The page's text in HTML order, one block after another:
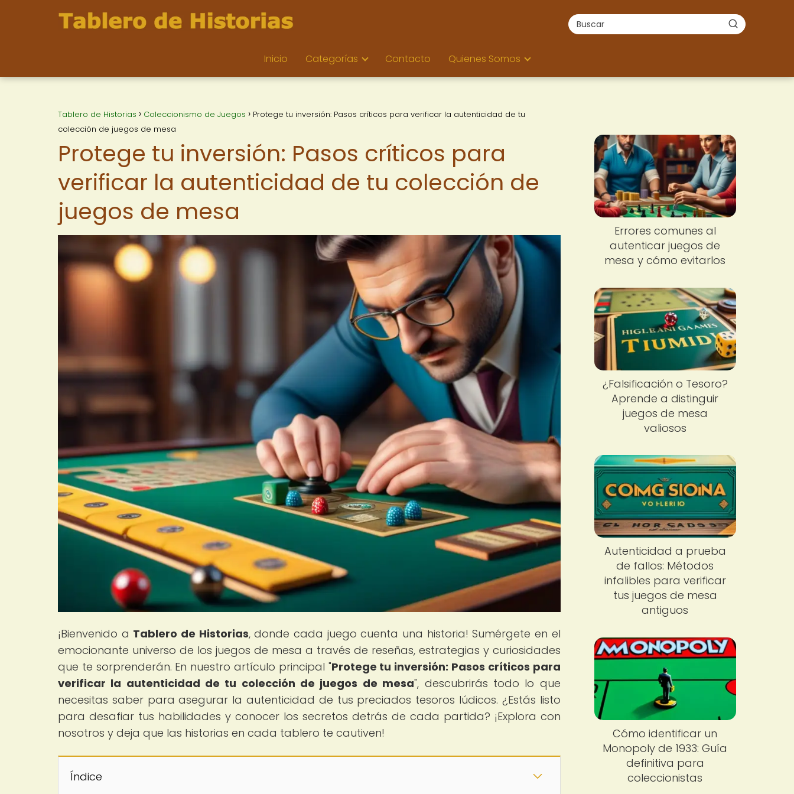
Inicio Categorías Contacto Quienes Somos
Tablero de Historias Coleccionismo de Juegos
Protege tu inversión: Pasos críticos para verificar la autenticidad de tu
colección de juegos de mesa
Protege tu inversión: Pasos críticos para
verificar la autenticidad de tu colección de
juegos de mesa
¡Bienvenido a Tablero de Historias, donde cada juego cuenta una historia! Sumérgete en el
emocionante universo de los juegos de mesa a través de reseñas, estrategias y curiosidades
que te sorprenderán. En nuestro artículo principal "Protege tu inversión: Pasos críticos para
verificar la autenticidad de tu colección de juegos de mesa", descubrirás todo lo que
necesitas saber para asegurar la autenticidad de tus preciados tesoros lúdicos. ¿Estás listo
para desafiar tus habilidades y conocer los secretos detrás de cada partida? ¡Explora con
nosotros y deja que las historias en cada tablero te cautiven!
Índice
Errores comunes al
autenticar juegos de
mesa y cómo evitarlos
¿Falsificación o Tesoro?
Aprende a distinguir
juegos de mesa
valiosos
Autenticidad a prueba
de fallos: Métodos
infalibles para verificar
tus juegos de mesa
antiguos
Cómo identificar un
Monopoly de 1933: Guía
definitiva para
coleccionistas